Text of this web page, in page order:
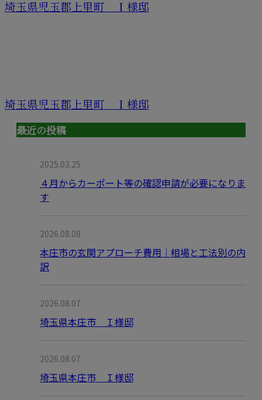
埼玉県児玉郡上里町 Ｉ様邸
埼玉県児玉郡上里町 Ｉ様邸
最近の投稿
2025.03.25
４月からカーポート等の確認申請が必要になりま
す
2026.08.08
本庄市の玄関アプローチ費用｜相場と工法別の内
訳
2026.08.07
埼玉県本庄市 Ｉ様邸
2026.08.07
埼玉県本庄市 Ｉ様邸